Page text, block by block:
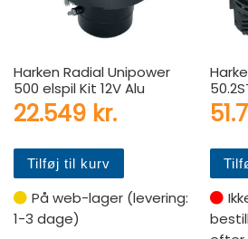
Harken Radial Unipower
500 elspil Kit 12V Alu
22.549 kr.
Tilføj til kurv
På web-lager (levering:
1-3 dage)